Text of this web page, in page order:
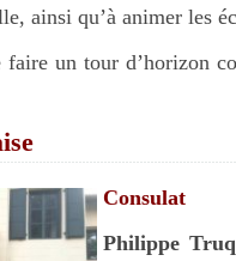
ainsi qu’à animer les
faire un tour d’horizon
Consulat
Philippe